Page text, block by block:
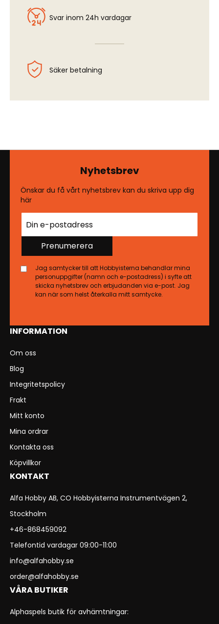
Svar inom 24h vardagar
Säker betalning
INFORMATION
Om oss
Blog
Integritetspolicy
Frakt
Mitt konto
Mina ordrar
Kontakta oss
Köpvillkor
KONTAKT
Alfa Hobby AB, CO Hobbyisterna Instrumentvägen 2,
Stockholm
+46-868459092
Telefontid vardagar 09:00-11:00
info@alfahobby.se
order@alfahobby.se
VÅRA BUTIKER
Alphaspels butik för avhämtningar:
Nyhetsbrev
Önskar du få vårt nyhetsbrev kan du skriva upp dig
här
Prenumerera
Jag samtycker till att Hobbyisterna behandlar mina
personuppgifter (namn och e-postadress) i syfte att
skicka nyhetsbrev och erbjudanden via e-post. Jag
kan när som helst återkalla mitt samtycke.